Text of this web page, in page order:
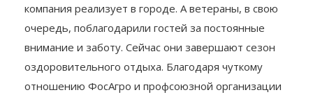
компания реализует в городе. А ветераны, в свою
очередь, поблагодарили гостей за постоянные
внимание и заботу. Сейчас они завершают сезон
оздоровительного отдыха. Благодаря чуткому
отношению ФосАгро и профсоюзной организации